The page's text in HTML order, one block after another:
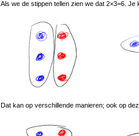
Als we de stippen tellen zien we dat 2×3=6.
Dat kan op verschillende manieren; ook op